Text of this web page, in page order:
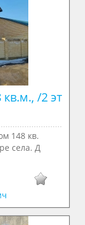
/2 эт
148 кв.
села. Д